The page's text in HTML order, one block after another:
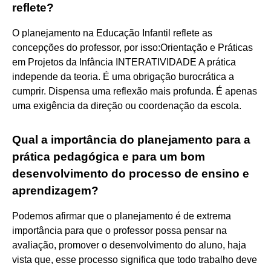
reflete?
O planejamento na Educação Infantil reflete as
concepções do professor, por isso:Orientação e Práticas
em Projetos da Infância INTERATIVIDADE A prática
independe da teoria. É uma obrigação burocrática a
cumprir. Dispensa uma reflexão mais profunda. É apenas
uma exigência da direção ou coordenação da escola.
Qual a importância do planejamento para a
prática pedagógica e para um bom
desenvolvimento do processo de ensino e
aprendizagem?
Podemos afirmar que o planejamento é de extrema
importância para que o professor possa pensar na
avaliação, promover o desenvolvimento do aluno, haja
vista que, esse processo significa que todo trabalho deve